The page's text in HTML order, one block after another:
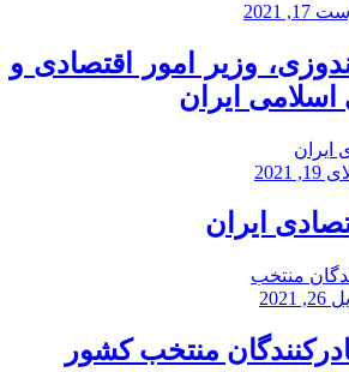
2021
وزیر امور اقتصادی و
ایران
2021
ایران
2021
منتخب کشور